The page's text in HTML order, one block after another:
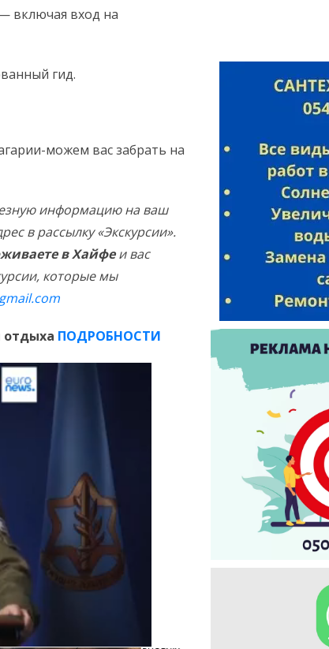
включая вход на
гид.
можем вас забрать на
информацию на ваш
в рассылку «Экскурсии».
в Хайфеи вас
которые мы
отдыха ПОДРОБНОСТИ